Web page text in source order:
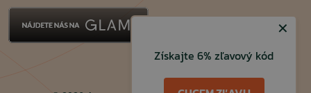
Facebook
Instagram
✕
Získajte 6% zľavový kód